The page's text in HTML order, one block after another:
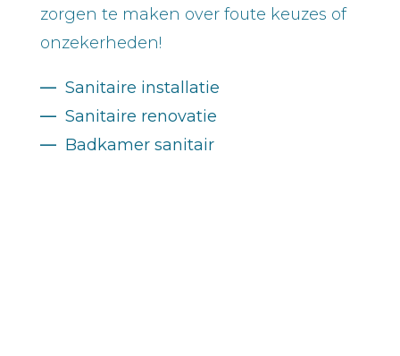
zorgen te maken over foute keuzes of
onzekerheden!
— Sanitaire installatie
— Sanitaire renovatie
— Badkamer sanitair